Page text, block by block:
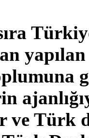
ve Türk